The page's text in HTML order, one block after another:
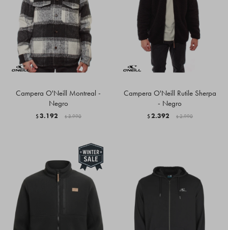
Campera O'Neill Montreal -
Negro
$3.192 $ 3.990
Campera O'Neill Rutile Sherpa
- Negro
$2.392 $ 2.990